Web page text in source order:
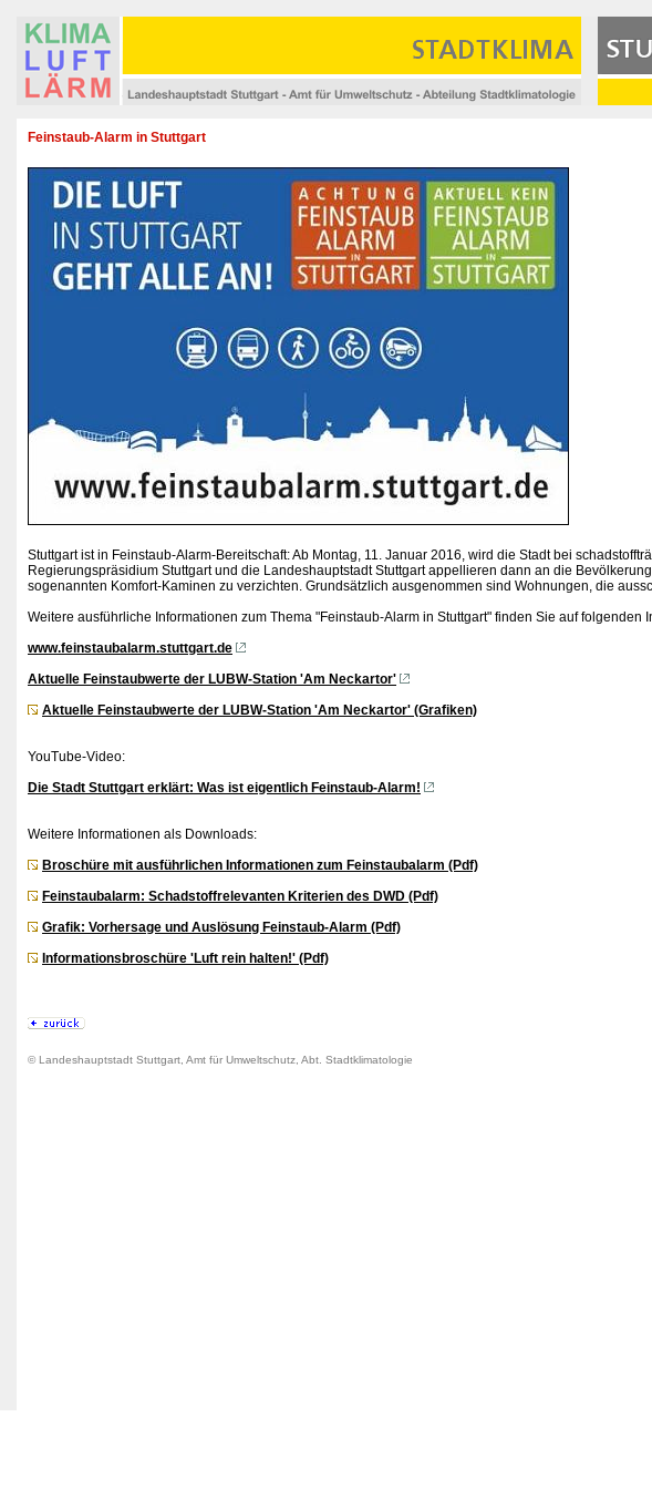
Feinstaub-Alarm in Stuttgart
Stuttgart ist in Feinstaub-Alarm-Bereitschaft: Ab Montag, 11. Januar 2016, wird die Stadt bei
Regierungspräsidium Stuttgart und die Landeshauptstadt Stuttgart appellieren dann an die
sogenannten Komfort-Kaminen zu verzichten. Grundsätzlich ausgenommen sind Wohnungen, die
Weitere ausführliche Informationen zum Thema "Feinstaub-Alarm in Stuttgart" finden Sie auf folgenden
www.feinstaubalarm.stuttgart.de
Aktuelle Feinstaubwerte der LUBW-Station 'Am Neckartor'
Aktuelle Feinstaubwerte der LUBW-Station 'Am Neckartor' (Grafiken)
YouTube-Video:
Die Stadt Stuttgart erklärt: Was ist eigentlich Feinstaub-Alarm!
Weitere Informationen als Downloads:
Broschüre mit ausführlichen Informationen zum Feinstaubalarm (Pdf)
Feinstaubalarm: Schadstoffrelevanten Kriterien des DWD (Pdf)
Grafik: Vorhersage und Auslösung Feinstaub-Alarm (Pdf)
Informationsbroschüre 'Luft rein halten!' (Pdf)
© Landeshauptstadt Stuttgart, Amt für Umweltschutz, Abt. Stadtklimatologie